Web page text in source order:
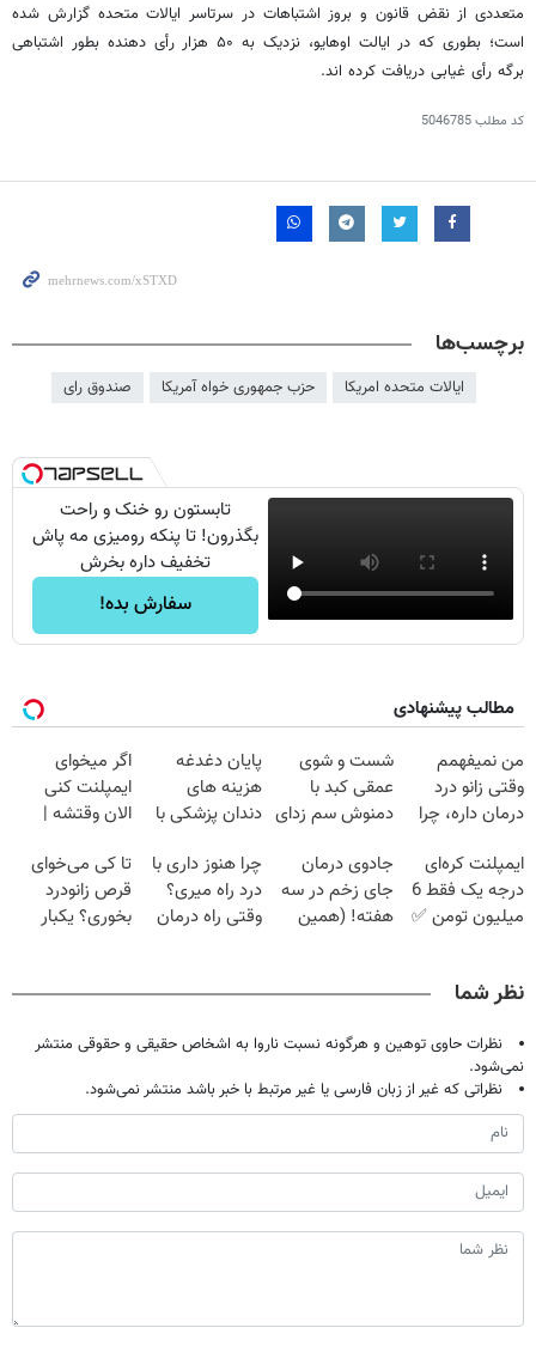
متعددی از نقض قانون و بروز اشتباهات در سرتاسر ایالات متحده گزارش شده
است؛ بطوری که در ایالت اوهایو، نزدیک به ۵۰ هزار رأی دهنده بطور اشتباهی
برگه رأی غیابی دریافت کرده اند.
کد مطلب5046785
برچسب‌ها
ایالات متحده امریکا حزب جمهوری خواه آمریکا صندوق رای
تابستون رو خنک و راحت
بگذرون! تا پنکه رومیزی مه پاش
تخفیف داره بخرش
سفارش بده!
مطالب پیشنهادی
من نمیفهمم
وقتی زانو درد
درمان داره، چرا
تحمل میکنی؟❗
شست و شوی
عمقی کبد با
دمنوش سم زدای
پایان دغدغه
هزینه های
دندان پزشکی با
خانگی
اگر میخوای
ایمپلنت کنی
الان وقتشه |
میلیون تومان!!!
ایمپلنت کره‌ای
درجه یک فقط 6
میلیون تومن ✅
جادوی درمان
جای زخم در سه
هفته! (همین
چرا هنوز داری با
درد راه میری؟
وقتی راه درمان
تا کی می‌خوای
قرص زانودرد
بخوری؟ یکبار
نظر شما
نظرات حاوی توهین و هرگونه نسبت ناروا به اشخاص حقیقی و حقوقی منتشر
نمی‌شود.
نظراتی که غیر از زبان فارسی یا غیر مرتبط با خبر باشد منتشر نمی‌شود.